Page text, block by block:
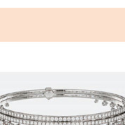
류: HPHT vs CVD